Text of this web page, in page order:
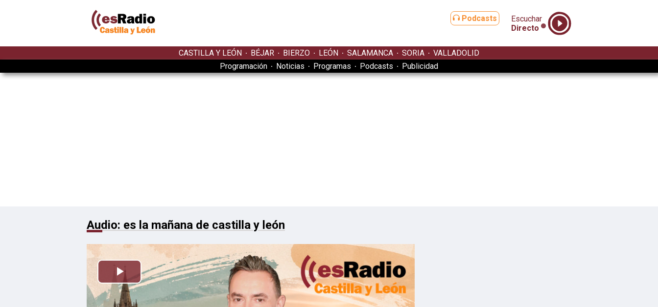
Podcasts
Escuchar
Directo
CASTILLA Y LEÓN BÉJAR BIERZO LEÓN SALAMANCA SORIA
VALLADOLID
Programación
Noticias Programas Podcasts Publicidad
Audio: es la mañana de castilla y león
Reproducir